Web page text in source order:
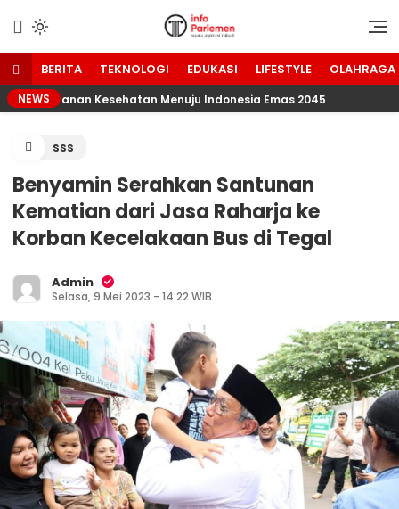
konten
Info Parlemen
Suara Aspirasi Rakyat
BERITA TEKNOLOGI EDUKASI LIFESTYLE OLAHRAGA
NEWS
Ketahanan Kesehatan Menuju Indonesia Emas 2045
sss
Benyamin Serahkan Santunan
Kematian dari Jasa Raharja ke
Korban Kecelakaan Bus di Tegal
Admin
Selasa, 9 Mei 2023 - 14:22 WIB